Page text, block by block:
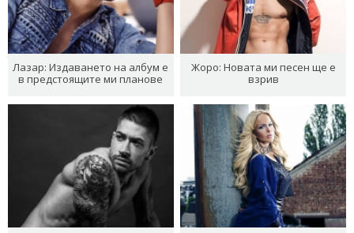
Лазар: Издаването на албум е
в предстоящите ми планове
Жоро: Новата ми песен ще е
взрив